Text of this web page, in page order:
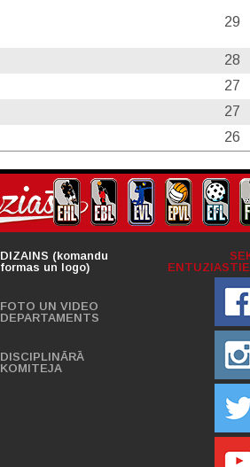
29
28
27
27
26
DIZAINS (komandu
formas un logo)
FOTO UN VIDEO
DEPARTAMENTS
DISCIPLINĀRĀ
KOMITEJA